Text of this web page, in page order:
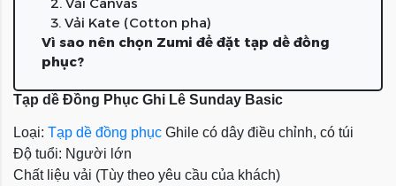
3. Vải Kate (Cotton pha)
Vì sao nên chọn Zumi để đặt tạp dề đồng
phục?
Tạp dề Đồng Phục Ghi Lê Sunday Basic
Loại: Tạp dề đồng phục Ghile có dây điều chỉnh, có túi
Độ tuổi: Người lớn
Chất liệu vải (Tùy theo yêu cầu của khách)